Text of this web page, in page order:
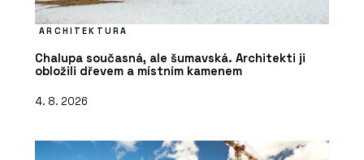
ARCHITEKTURA
Chalupa současná, ale šumavská. Architekti ji
obložili dřevem a místním kamenem
4. 8. 2026